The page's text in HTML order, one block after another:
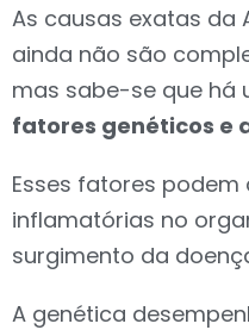
As causas exatas da
ainda não são
mas sabe-se que há
fatores genéticos e
Esses fatores
inflamatórias no
surgimento da
A genética